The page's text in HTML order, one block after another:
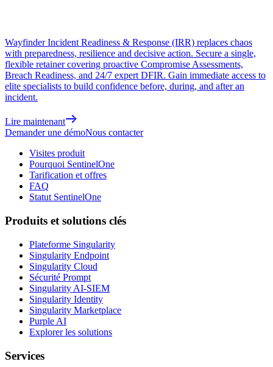
Wayfinder Incident Readiness & Response (IRR) replaces chaos
with preparedness, resilience and decisive action. Secure a single,
flexible retainer covering proactive Compromise Assessments,
Breach Readiness, and 24/7 expert DFIR. Gain immediate access to
elite specialists to build confidence before, during, and after an
incident.
Lire maintenant
Demander une démoNous contacter
Visites produit
Pourquoi SentinelOne
Tarification et offres
FAQ
Statut SentinelOne
Produits et solutions clés
Plateforme Singularity
Singularity Endpoint
Singularity Cloud
Sécurité Prompt
Singularity AI-SIEM
Singularity Identity
Singularity Marketplace
Purple AI
Explorer les solutions
Services